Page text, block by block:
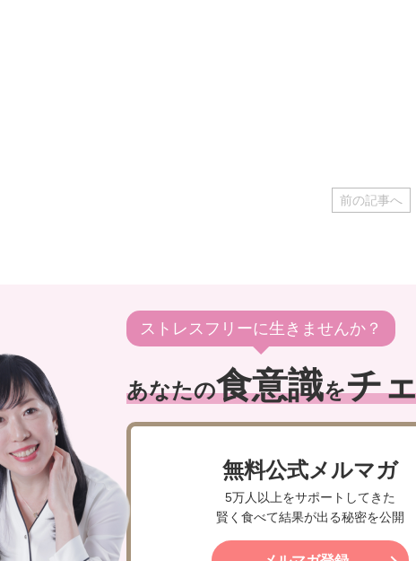
前の記事へ
ストレスフリーに生きませんか？
あなたの食意識をチ
無料公式メルマガ
5万人以上をサポートしてきた
賢く食べて結果が出る秘密を公開